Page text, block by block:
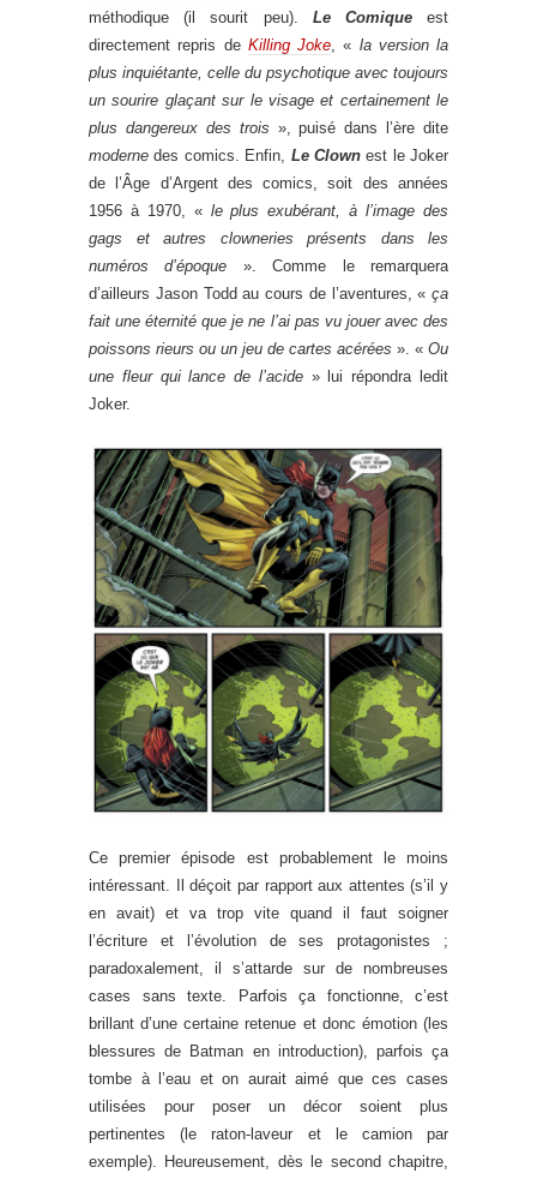
méthodique (il sourit peu). Le Comiqueest
directement repris de Killing Joke , « la version la
plus inquiétante, celle du psychotique avec toujours
un sourire glaçant sur le visage et certainement le
plus dangereux des trois », puisé dans l’ère dite
moderne des comics. Enfin, Le Clownest le Joker
de l’Âge d’Argent des comics, soit des années
1956 à 1970, « le plus exubérant, à l’image des
gags et autres clowneries présents dans les
numéros d’époque ». Comme le remarquera
d’ailleurs Jason Todd au cours de l’aventures, « ça
fait une éternité que je ne l’ai pas vu jouer avec des
poissons rieurs ou un jeu de cartes acérées ». « Ou
une fleur qui lance de l’acide» lui répondra ledit
Joker.
Ce premier épisode est probablement le moins
intéressant. Il déçoit par rapport aux attentes (s’il y
en avait) et va trop vite quand il faut soigner
l’écriture et l’évolution de ses protagonistes ;
paradoxalement, il s’attarde sur de nombreuses
cases sans texte. Parfois ça fonctionne, c’est
brillant d’une certaine retenue et donc émotion (les
blessures de Batman en introduction), parfois ça
tombe à l’eau et on aurait aimé que ces cases
utilisées pour poser un décor soient plus
pertinentes (le raton-laveur et le camion par
exemple). Heureusement, dès le second chapitre,